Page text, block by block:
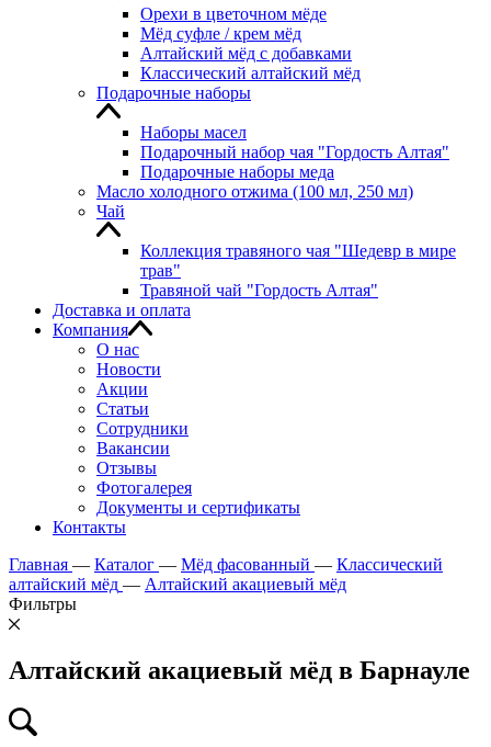
Орехи в цветочном мёде
Мёд суфле / крем мёд
Алтайский мёд с добавками
Классический алтайский мёд
Подарочные наборы
Наборы масел
Подарочный набор чая "Гордость Алтая"
Подарочные наборы меда
Масло холодного отжима (100 мл, 250 мл)
Чай
Коллекция травяного чая "Шедевр в мире
трав"
Травяной чай "Гордость Алтая"
Доставка и оплата
Компания
О нас
Новости
Акции
Статьи
Сотрудники
Вакансии
Отзывы
Фотогалерея
Документы и сертификаты
Контакты
Главная — Каталог — Мёд фасованный — Классический
алтайский мёд — Алтайский акациевый мёд
Фильтры
Алтайский акациевый мёд в Барнауле